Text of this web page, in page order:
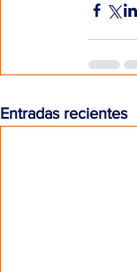
Entradas recientes